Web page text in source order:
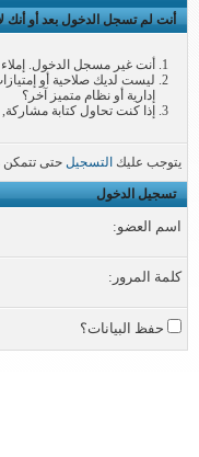
أنت لم تسجل الدخول بعد أو أنك
أنت غير مسجل الدخول.
ليست لديك صلاحية أو
إدارية أو نظام متميز آخر؟
إذا كنت تحاول كتابة
يتوجب عليك التسجيل حتى تتمكن
تسجيل الدخول
اسم العضو:
كلمة المرور:
حفظ البيانات؟